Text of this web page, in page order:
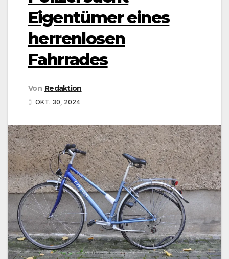
Eigentümer eines
herrenlosen
Fahrrades
Von Redaktion
OKT. 30, 2024